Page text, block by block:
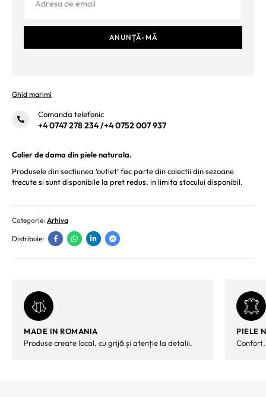
Ghid marimi
Comanda telefonic
+4 0747 278 234/+4 0752 007 937
Colier de dama din piele naturala.
Produsele din sectiunea ‘outlet’ fac parte din colectii din sezoane
trecute si sunt disponibile la pret redus, in limita stocului disponibil.
Categorie: Arhiva
Distribuie:
MADE IN ROMANIA
Produse create local, cu grijă și atenție la detalii.
PIELE